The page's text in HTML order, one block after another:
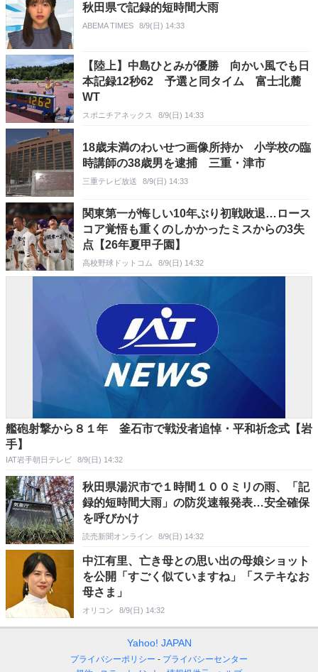
秋田県で記録的短時間大雨
ABEMA TIMES 8/9(日) 14:33
【陸上】中島ひとみが優勝 向かい風でも日
本記録12秒62 予選と同タイム 富士北麓
WT
スポニチアネックス 8/9(日) 14:33
18歳未満のわいせつ画像所持か 小学校の臨
時講師の38歳男を逮捕 三重・津市
三重テレビ放送 8/9(日) 14:33
関東第一が悔しい10年ぶり初戦敗退…ロース
コア覚悟も重くのしかかったミスからの3失
点【26年夏甲子園】
高校野球ドットコム 8/9(日) 14:32
艦砲射撃から８１年 釜石市で戦没者追悼・平和祈念式【岩
手】
IAT岩手朝日テレビ 8/9(日) 14:32
秋田県湯沢市で１時間１００ミリの雨、「記
録的短時間大雨」の防災速報発表…安全確保
を呼びかけ
読売新聞オンライン 8/9(日) 14:32
中江有里、亡き母との思い出の母娘ショット
を公開「すごく似ていますね」「ステキなお
母さま」
オリコン 8/9(日) 14:32
Yahoo! JAPAN
プライバシーポリシー
プライバシーセンター